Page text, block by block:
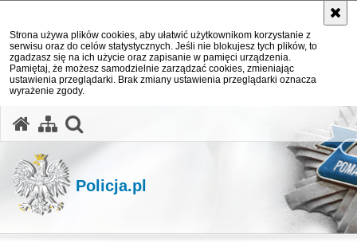
Strona używa plików cookies, aby ułatwić użytkownikom korzystanie z
serwisu oraz do celów statystycznych. Jeśli nie blokujesz tych plików, to
zgadzasz się na ich użycie oraz zapisanie w pamięci urządzenia.
Pamiętaj, że możesz samodzielnie zarządzać cookies, zmieniając
ustawienia przeglądarki. Brak zmiany ustawienia przeglądarki oznacza
wyrażenie zgody.
Policja.pl